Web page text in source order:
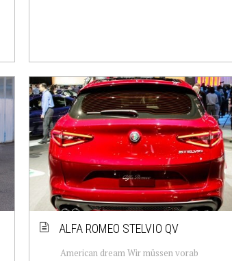
ALFA ROMEO STELVIO QV
American dream Wir müssen vorab